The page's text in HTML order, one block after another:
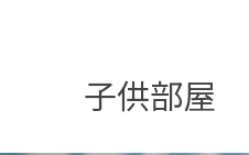
子供部屋